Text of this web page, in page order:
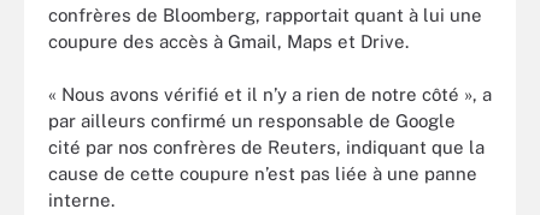
confrères de Bloomberg, rapportait quant à lui une
coupure des accès à Gmail, Maps et Drive.
« Nous avons vérifié et il n’y a rien de notre côté », a
par ailleurs confirmé un responsable de Google
cité par nos confrères de Reuters, indiquant que la
cause de cette coupure n’est pas liée à une panne
interne.